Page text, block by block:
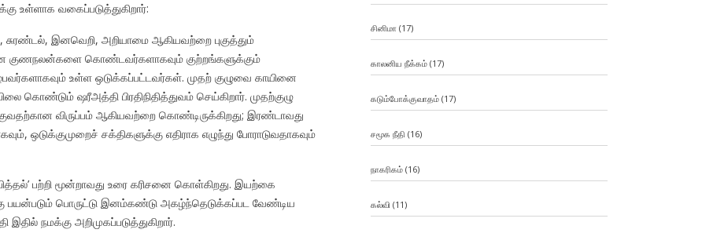
உள்ளாக வகைப்படுத்துகிறார்:
சுரண்டல், இனவெறி, அறியாமை ஆகியவற்றை புகுத்தும்
குணநலன்களை கொண்டவர்களாகவும் குற்றங்களுக்கும்
உள்ள ஒடுக்கப்பட்டவர்கள். முதற் குழுவை காயினை
கொண்டும் ஷரீஅத்தி பிரதிநிதித்துவம் செய்கிறார். முதற்குழு
விருப்பம் ஆகியவற்றை கொண்டிருக்கிறது; இரண்டாவது
ஒடுக்குமுறைச் சக்திகளுக்கு எதிராக எழுந்து போராடுவதாகவும்
பற்றி மூன்றாவது உரை கரிசனை கொள்கிறது. இயற்கை
பொருட்டு இனம்கண்டு அகழ்ந்தெடுக்கப்பட வேண்டிய
நமக்கு அறிமுகப்படுத்துகிறார்.
சினிமா (17)
காலனிய நீக்கம்(17)
கடும்போக்குவாதம்(17)
சமூக நீதி (16)
நாகரிகம்(16)
கல்வி (11)